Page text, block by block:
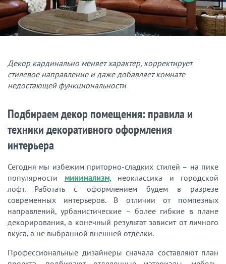
Декор кардинально меняет характер, корректирует
стилевое направление и даже добавляет комнате
недостающей функциональности
Подбираем декор помещения: правила и
техники декоративного оформления
интерьера
Сегодня мы избежим приторно-сладких стилей – на пике
популярности минимализм, неоклассика и городской
лофт. Работать с оформлением будем в разрезе
современных интерьеров. В отличии от помпезных
направлений, урбанистические – более гибкие в плане
декорирования, а конечный результат зависит от личного
вкуса, а не выбранной внешней отделки.
Профессиональные дизайнеры сначала составляют план